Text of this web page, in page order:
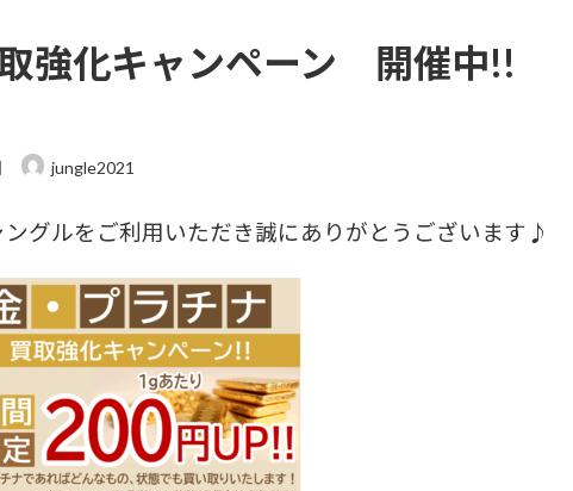
強化キャンペーン 開催中!!
jungle2021
グルをご利用いただき誠にありがとうございます♪